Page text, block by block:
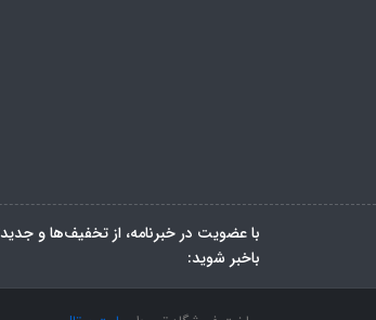
با عضویت در خبرنامه، از تخفیف‌ها و
باخبر شوید: